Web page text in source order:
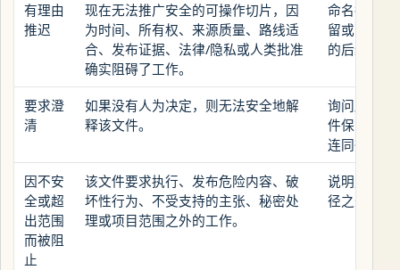
有理由
推迟
现在无法推广安全的可操作切片，因
为时间、所有权、来源质量、路线适
合、发布证据、法律/隐私或人类批准
确实阻碍了工作。
命名拦截者
留或归档源
的后续路径
要求澄
清
如果没有人为决定，则无法安全地解
释该文件。
询问所需的
件保留为待
连同待处理
因不安
全或超
出范围
而被阻
止
该文件要求执行、发布危险内容、破
坏性行为、不受支持的主张、秘密处
理或项目范围之外的工作。
说明风险并
径之外。